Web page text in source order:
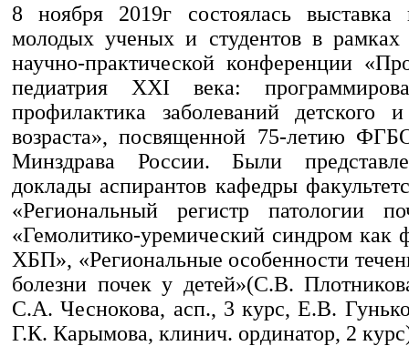
8 ноября 2019г состоялась выставка
молодых ученых и студентов в рамках
научно-практической конференции
педиатрия XXI века:
профилактика заболеваний детского и
возраста», посвященной 75-летию
Минздрава России. Были
доклады аспирантов кафедры
«Региональный регистр патологии
«Гемолитико-уремический синдром как
ХБП», «Региональные особенности
болезни почек у детей»(С.В.
С.А. Чеснокова, асп., 3 курс, Е.В.
Г.К. Карымова, клинич. ординатор, 2